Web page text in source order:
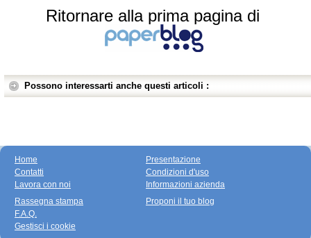
Ritornare alla prima pagina di
Possono interessarti anche questi articoli :
Home
Contatti
Lavora con noi
Presentazione
Condizioni d'uso
Informazioni azienda
Rassegna stampa
F.A.Q.
Gestisci i cookie
Proponi il tuo blog